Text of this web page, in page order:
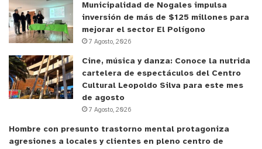
El financiamiento de las faenas se ejecutó
mediante aportes e inversiones directas de los
propios realizadores, quienes debieron gestionar
colaboraciones con las entidades municipales de
El Tabo para resolver el suministro eléctrico e
incorporar a jóvenes locales en los talleres
técnicos del rodaje.
Respecto a la administración de los recursos en el
Municipalidad de Nogales impulsa
inversión de más de $125 millones para
mejorar el sector El Polígono
7 Agosto, 2026
Cine, música y danza: Conoce la nutrida
cartelera de espectáculos del Centro
Cultural Leopoldo Silva para este mes
de agosto
7 Agosto, 2026
Hombre con presunto trastorno mental protagoniza
agresiones a locales y clientes en pleno centro de